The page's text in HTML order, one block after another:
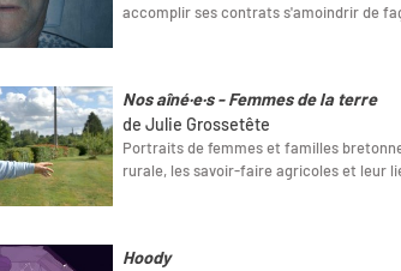
accomplir ses contrats s'amoindrir de
Nos aîné·e·s - Femmes de la terre
de Julie Grossetête
Portraits de femmes et familles
rurale, les savoir-faire agricoles et leur
Hoody